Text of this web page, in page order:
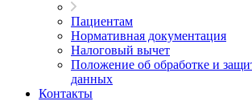
Пациентам
Нормативная документация
Налоговый вычет
Положение об обработке и
данных
Контакты